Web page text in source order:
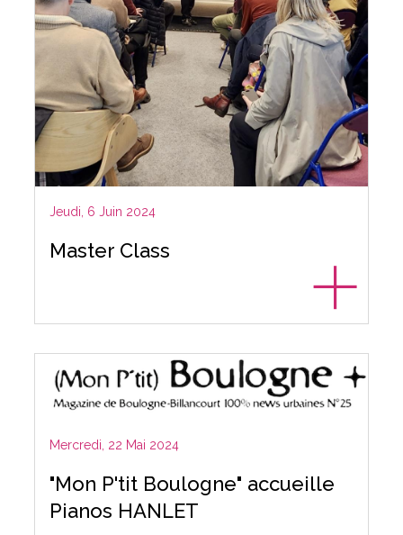
Jeudi, 6 Juin 2024
Master Class
Mercredi, 22 Mai 2024
"Mon P'tit Boulogne" accueille
Pianos HANLET